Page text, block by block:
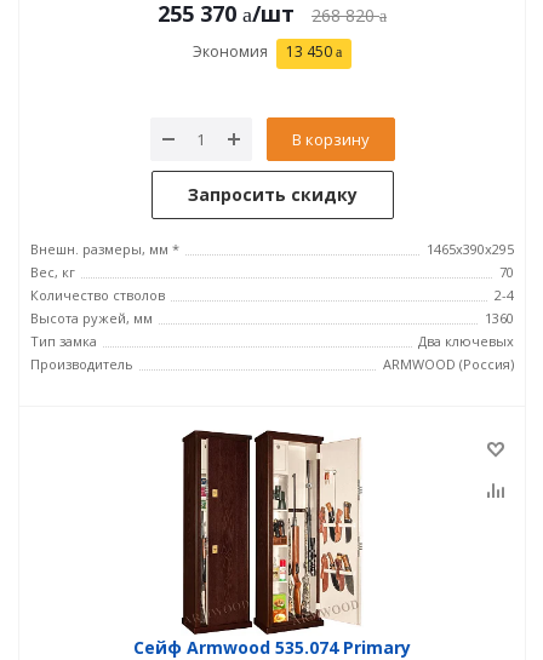
255 370 /шт 268 820
Экономия 13 450
В корзину
Запросить скидку
Внешн. размеры, мм *
1465х390х295
Вес, кг
70
Количество стволов
2-4
Высота ружей, мм
1360
Тип замка
Два ключевых
Производитель
ARMWOOD (Россия)
Сейф Armwood 535.074 Primary